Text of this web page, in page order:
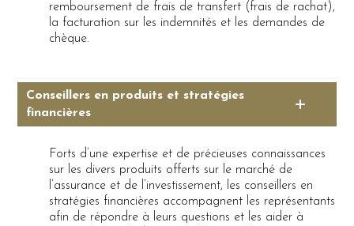
remboursement de frais de transfert (frais de rachat),
la facturation sur les indemnités et les demandes de
chèque.
Conseillers en produits et stratégies
financières
Forts d’une expertise et de précieuses connaissances
sur les divers produits offerts sur le marché de
l’assurance et de l’investissement, les conseillers en
stratégies financières accompagnent les représentants
afin de répondre à leurs questions et les aider à